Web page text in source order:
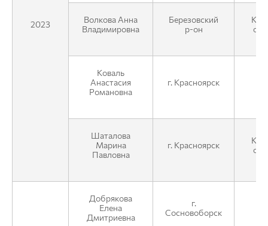
2023
Волкова Анна
Владимировна
Березовский
р-он
Коваль
Анастасия
Романовна
г. Красноярск
Шаталова
Марина
Павловна
г. Красноярск
Добрякова
Елена
Дмитриевна
г.
Сосновоборск